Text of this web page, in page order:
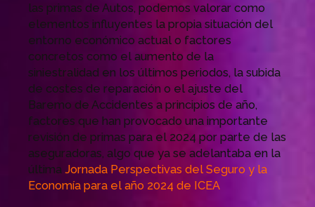
las primas de Autos, podemos valorar como
elementos influyentes la propia situación del
entorno económico actual o factores
concretos como el aumento de la
siniestralidad en los últimos periodos, la subida
de costes de reparación o el ajuste del
Baremo de Accidentes a principios de año,
factores que han provocado una importante
revisión de primas para el 2024 por parte de las
aseguradoras, algo que ya se adelantaba en la
última Jornada Perspectivas del Seguro y la
Economía para el año 2024 de ICEA